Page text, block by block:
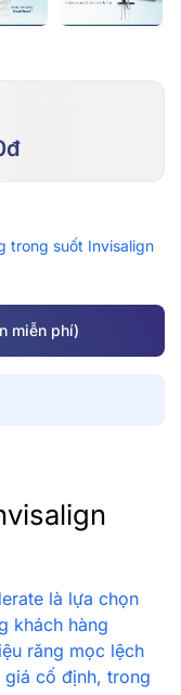
trong suốt Invisalign
miễn phí)
là lựa chọn
khách hàng
răng mọc lệch
cố định, trong